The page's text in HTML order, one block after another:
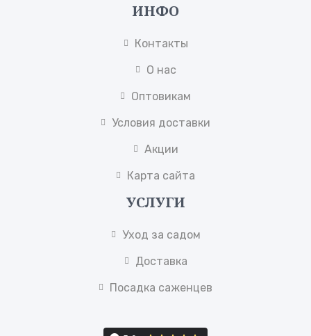
ИНФО
Контакты
О нас
Оптовикам
Условия доставки
Акции
Карта сайта
УСЛУГИ
Уход за садом
Доставка
Посадка саженцев